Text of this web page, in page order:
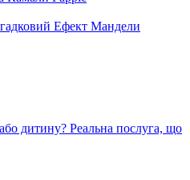
Перші результати виборчих
Гарріс